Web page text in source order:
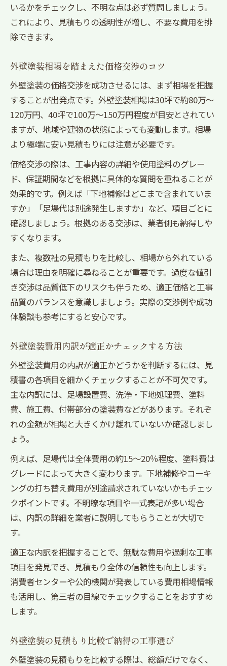
いるかをチェックし、不明な点は必ず質問しましょう。
これにより、見積もりの透明性が増し、不要な費用を排
除できます。
外壁塗装相場を踏まえた価格交渉のコツ
外壁塗装の価格交渉を成功させるには、まず相場を把握
することが出発点です。外壁塗装相場は30坪で約80万～
120万円、40坪で100万～150万円程度が目安とされてい
ますが、地域や建物の状態によっても変動します。相場
より極端に安い見積もりには注意が必要です。
価格交渉の際は、工事内容の詳細や使用塗料のグレー
ド、保証期間などを根拠に具体的な質問を重ねることが
効果的です。例えば「下地補修はどこまで含まれていま
すか」「足場代は別途発生しますか」など、項目ごとに
確認しましょう。根拠のある交渉は、業者側も納得しや
すくなります。
また、複数社の見積もりを比較し、相場から外れている
場合は理由を明確に尋ねることが重要です。過度な値引
き交渉は品質低下のリスクも伴うため、適正価格と工事
品質のバランスを意識しましょう。実際の交渉例や成功
体験談も参考にすると安心です。
外壁塗装費用内訳が適正かチェックする方法
外壁塗装費用の内訳が適正かどうかを判断するには、見
積書の各項目を細かくチェックすることが不可欠です。
主な内訳には、足場設置費、洗浄・下地処理費、塗料
費、施工費、付帯部分の塗装費などがあります。それぞ
れの金額が相場と大きくかけ離れていないか確認しまし
ょう。
例えば、足場代は全体費用の約15～20％程度、塗料費は
グレードによって大きく変わります。下地補修やコーキ
ングの打ち替え費用が別途請求されていないかもチェッ
クポイントです。不明瞭な項目や一式表記が多い場合
は、内訳の詳細を業者に説明してもらうことが大切で
す。
適正な内訳を把握することで、無駄な費用や過剰な工事
項目を発見でき、見積もり全体の信頼性も向上します。
消費者センターや公的機関が発表している費用相場情報
も活用し、第三者の目線でチェックすることをおすすめ
します。
外壁塗装の見積もり比較で納得の工事選び
外壁塗装の見積もりを比較する際は、総額だけでなく、